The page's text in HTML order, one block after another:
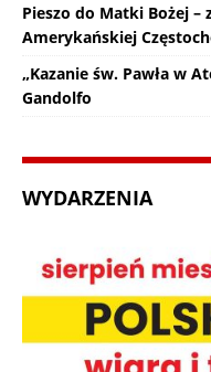
Pieszo do Matki Bożej –
Amerykańskiej
„Kazanie św. Pawła w
Gandolfo
WYDARZENIA